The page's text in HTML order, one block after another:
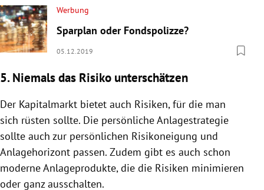
Werbung
Sparplan oder Fondspolizze?
05.12.2019
5. Niemals das Risiko unterschätzen
Der Kapitalmarkt bietet auch Risiken, für die man
sich rüsten sollte. Die persönliche Anlagestrategie
sollte auch zur persönlichen Risikoneigung und
Anlagehorizont passen. Zudem gibt es auch schon
moderne Anlageprodukte, die die Risiken minimieren
oder ganz ausschalten.